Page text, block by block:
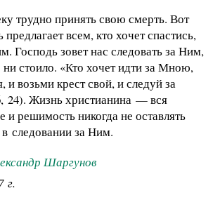
трудно принять свою смерть. Вот
всем, кто хочет спастись,
Господь зовет нас следовать за Ним,
стоило. «Кто хочет идти за Мною,
и возьми крест свой, и следуй за
Жизнь христианина — вся
и решимость никогда не оставлять
следовании за Ним.
Шаргунов
г.